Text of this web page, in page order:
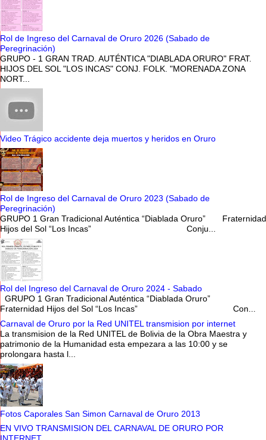
Rol de Ingreso del Carnaval de Oruro 2026 (Sabado de
Peregrinación)
GRUPO - 1 GRAN TRAD. AUTÉNTICA "DIABLADA ORURO" FRAT.
HIJOS DEL SOL "LOS INCAS" CONJ. FOLK. "MORENADA ZONA
NORT...
Video Trágico accidente deja muertos y heridos en Oruro
Rol de Ingreso del Carnaval de Oruro 2023 (Sabado de
Peregrinación)
GRUPO 1 Gran Tradicional Auténtica “Diablada Oruro” Fraternidad
Hijos del Sol “Los Incas” Conju...
Rol del Ingreso del Carnaval de Oruro 2024 - Sabado
GRUPO 1 Gran Tradicional Auténtica “Diablada Oruro”
Fraternidad Hijos del Sol “Los Incas” Con...
Carnaval de Oruro por la Red UNITEL transmision por internet
La transmision de la Red UNITEL de Bolivia de la Obra Maestra y
patrimonio de la Humanidad esta empezara a las 10:00 y se
prolongara hasta l...
Fotos Caporales San Simon Carnaval de Oruro 2013
EN VIVO TRANSMISION DEL CARNAVAL DE ORURO POR